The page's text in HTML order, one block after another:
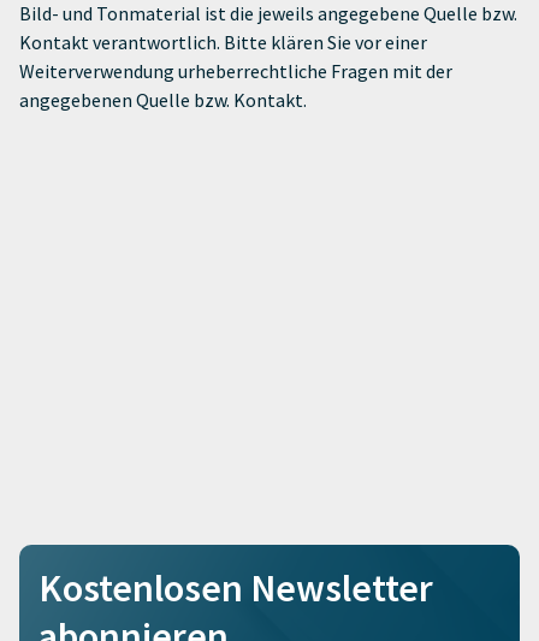
Bild- und Tonmaterial ist die jeweils angegebene Quelle bzw.
Kontakt verantwortlich. Bitte klären Sie vor einer
Weiterverwendung urheberrechtliche Fragen mit der
angegebenen Quelle bzw. Kontakt.
Kostenlosen Newsletter